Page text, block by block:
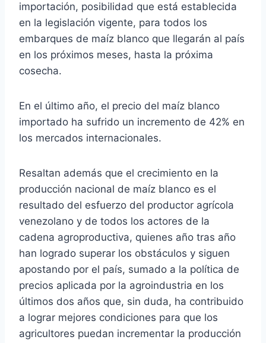
importación, posibilidad que está establecida
en la legislación vigente, para todos los
embarques de maíz blanco que llegarán al país
en los próximos meses, hasta la próxima
cosecha.
En el último año, el precio del maíz blanco
importado ha sufrido un incremento de 42% en
los mercados internacionales.
Resaltan además que el crecimiento en la
producción nacional de maíz blanco es el
resultado del esfuerzo del productor agrícola
venezolano y de todos los actores de la
cadena agroproductiva, quienes año tras año
han logrado superar los obstáculos y siguen
apostando por el país, sumado a la política de
precios aplicada por la agroindustria en los
últimos dos años que, sin duda, ha contribuido
a lograr mejores condiciones para que los
agricultores puedan incrementar la producción